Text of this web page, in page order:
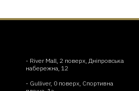
- River Mall, 2 поверх, Дніпровська
набережна, 12
- Gulliver, 0 поверх, Спортивна